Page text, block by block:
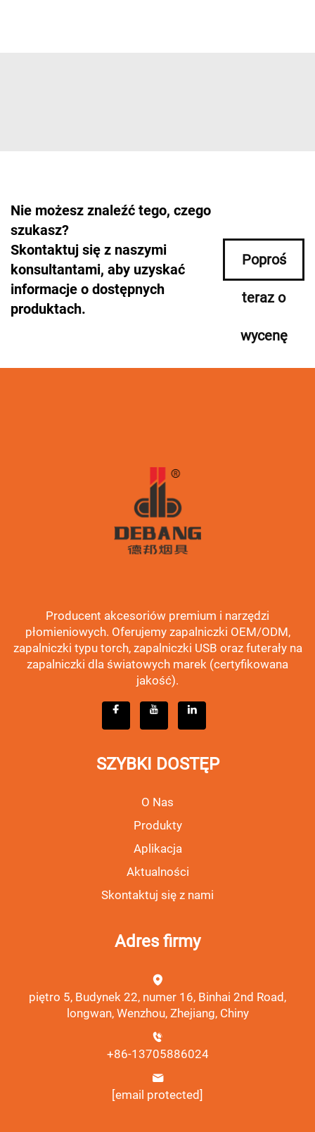
Nie możesz znaleźć tego, czego
szukasz?
Skontaktuj się z naszymi
konsultantami, aby uzyskać
informacje o dostępnych
produktach.
Poproś
teraz o
wycenę
Producent akcesoriów premium i narzędzi
płomieniowych. Oferujemy zapalniczki OEM/ODM,
zapalniczki typu torch, zapalniczki USB oraz futerały na
zapalniczki dla światowych marek (certyfikowana
jakość).
SZYBKI DOSTĘP
O Nas
Produkty
Aplikacja
Aktualności
Skontaktuj się z nami
Adres firmy
piętro 5, Budynek 22, numer 16, Binhai 2nd Road,
longwan, Wenzhou, Zhejiang, Chiny
+86-13705886024
[email protected]